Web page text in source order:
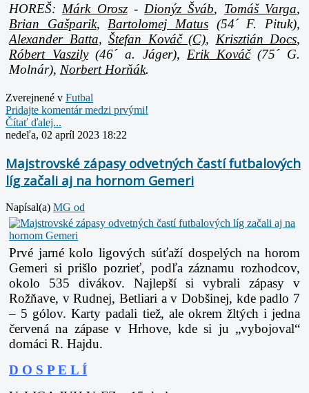
HOREŠ: Márk Orosz- Dionýz Šváb, Tomáš Varga,
Brian Gašparik, Bartolomej Matus (54´ F. Pituk),
Alexander Batta, Štefan Kováč (C), Krisztián Docs,
Róbert Vaszily(46´ a. Jáger), Erik Kováč(75´ G.
Molnár), Norbert Horňák.
Zverejnené v Futbal
Pridajte komentár medzi prvými!
Čítať ďalej...
nedeľa, 02 apríl 2023 18:22
Majstrovské zápasy odvetných častí futbalových
líg začali aj na hornom Gemeri
Napísal(a) MG od
Prvé jarné kolo ligových súťaží dospelých na horom
Gemeri si prišlo pozrieť, podľa záznamu rozhodcov,
okolo 535 divákov. Najlepší si vybrali zápasy v
Rožňave, v Rudnej, Betliari a v Dobšinej, kde padlo 7
– 5 gólov. Karty padali tiež, ale okrem žltých i jedna
červená na zápase v Hrhove, kde si ju „vybojoval“
domáci R. Hajdu.
D O S P E L Í